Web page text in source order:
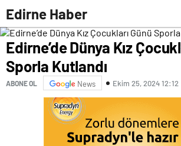
Edirne Haber
Edirne’de Dünya Kız
Sporla Kutlandı
ABONE OL News Ekim 25, 2024 12:12